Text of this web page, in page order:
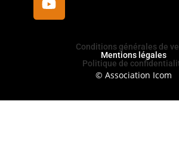
Conditions générales de
Mentions légales
Politique de
© Association Icom